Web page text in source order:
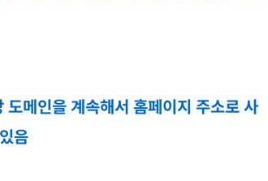
메인을 계속해서 홈페이지 주소로 사
음